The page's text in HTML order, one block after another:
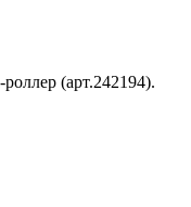
(арт.242194).